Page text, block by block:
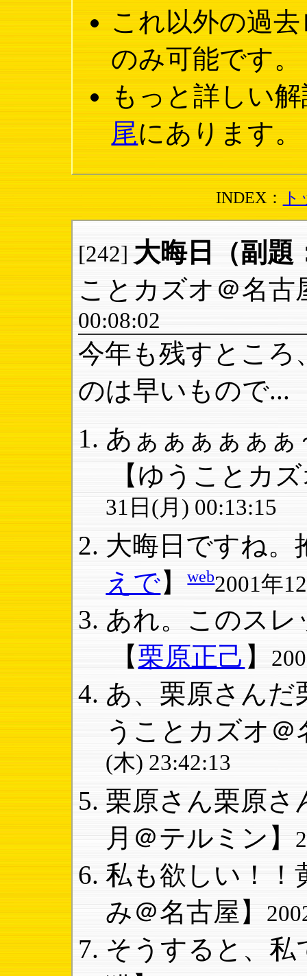
これ以外の過
のみ可能です。
もっと詳しい
尾にあります。
INDEX：
[242] 大晦日（副題
ことカズオ＠名古
00:08:02
今年も残すところ
のは早いもので...
あぁぁぁぁぁぁ
【ゆうことカ
31日(月) 00:13:15
大晦日ですね。
えで】web2001年
あれ。このスレ
【栗原正己 】
あ、栗原さん
うことカズオ＠
(木) 23:42:13
栗原さん栗原さ
月＠テルミン】
私も欲しい！
み＠名古屋】
そうすると、私